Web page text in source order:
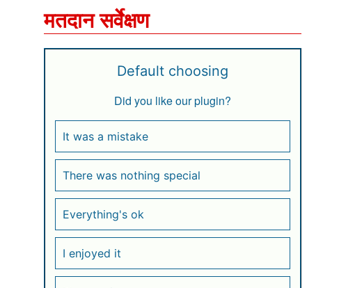
मतदान सर्वेक्षण
Default choosing
Did you like our plugin?
It was a mistake
There was nothing special
Everything's ok
I enjoyed it